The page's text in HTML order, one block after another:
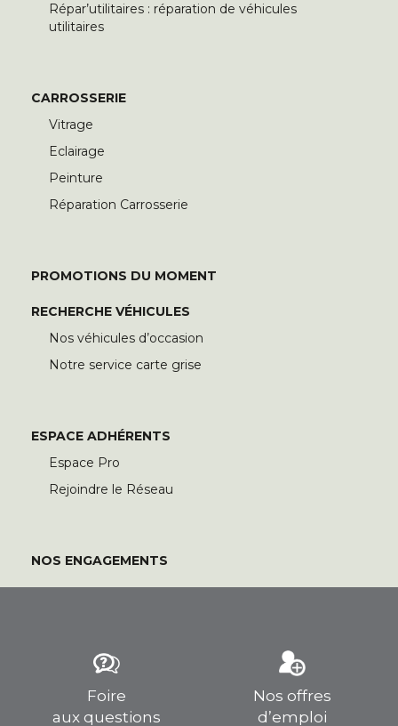
Répar’utilitaires : réparation de véhicules
utilitaires
CARROSSERIE
Vitrage
Eclairage
Peinture
Réparation Carrosserie
PROMOTIONS DU MOMENT
RECHERCHE VÉHICULES
Nos véhicules d’occasion
Notre service carte grise
ESPACE ADHÉRENTS
Espace Pro
Rejoindre le Réseau
NOS ENGAGEMENTS
Foire
aux questions
Nos offres
d’emploi